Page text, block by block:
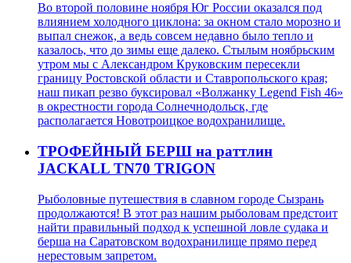
Во второй половине ноября Юг России оказался под
влиянием холодного циклона: за окном стало морозно и
выпал снежок, а ведь совсем недавно было тепло и
казалось, что до зимы еще далеко. Стылым ноябрьским
утром мы с Александром Круковским пересекли
границу Ростовской области и Ставропольского края;
наш пикап резво буксировал «Волжанку Legend Fish 46»
в окрестности города Солнечнодольск, где
располагается Новотроицкое водохранилище.
ТРОФЕЙНЫЙ БЕРШ на раттлин
JACKALL TN70 TRIGON
Рыболовные путешествия в славном городе Сызрань
продолжаются! В этот раз нашим рыболовам предстоит
найти правильный подход к успешной ловле судака и
берша на Саратовском водохранилище прямо перед
нерестовым запретом.